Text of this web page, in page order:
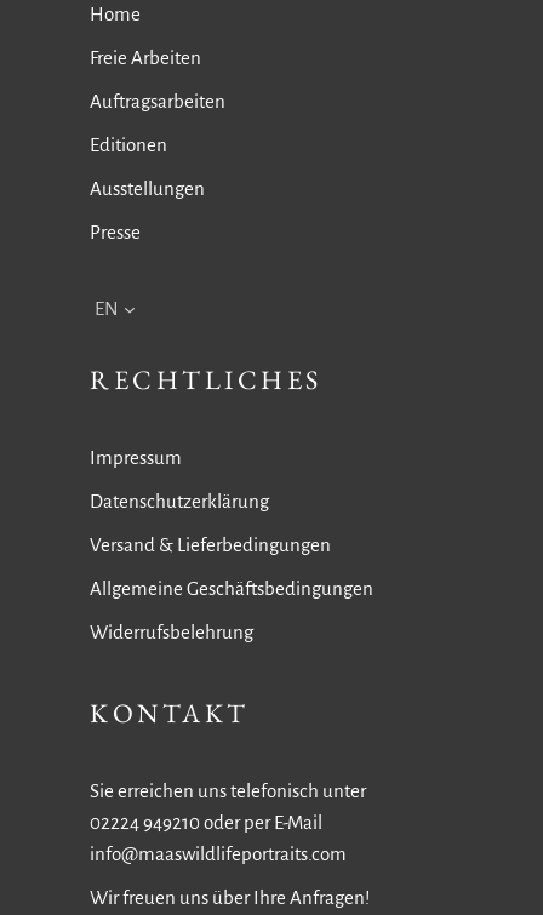
Home
Freie Arbeiten
Auftragsarbeiten
Editionen
Ausstellungen
Presse
EN
RECHTLICHES
Impressum
Datenschutzerklärung
Versand & Lieferbedingungen
Allgemeine Geschäftsbedingungen
Widerrufsbelehrung
KONTAKT
Sie erreichen uns telefonisch unter
02224 949210 oder per E-Mail
info@maaswildlifeportraits.com
Wir freuen uns über Ihre Anfragen!